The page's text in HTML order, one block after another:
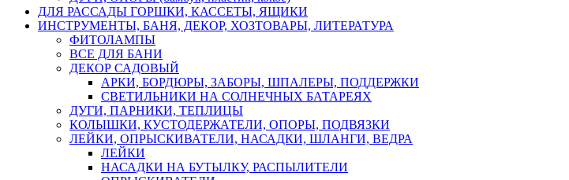
ДЛЯ РАССАДЫ ГОРШКИ, КАССЕТЫ, ЯЩИКИ
ИНСТРУМЕНТЫ, БАНЯ, ДЕКОР, ХОЗТОВАРЫ, ЛИТЕРАТУРА
ФИТОЛАМПЫ
ВСЕ ДЛЯ БАНИ
ДЕКОР САДОВЫЙ
АРКИ, БОРДЮРЫ, ЗАБОРЫ, ШПАЛЕРЫ, ПОДДЕРЖКИ
СВЕТИЛЬНИКИ НА СОЛНЕЧНЫХ БАТАРЕЯХ
ДУГИ, ПАРНИКИ, ТЕПЛИЦЫ
КОЛЫШКИ, КУСТОДЕРЖАТЕЛИ, ОПОРЫ, ПОДВЯЗКИ
ЛЕЙКИ, ОПРЫСКИВАТЕЛИ, НАСАДКИ, ШЛАНГИ, ВЕДРА
ЛЕЙКИ
НАСАДКИ НА БУТЫЛКУ, РАСПЫЛИТЕЛИ